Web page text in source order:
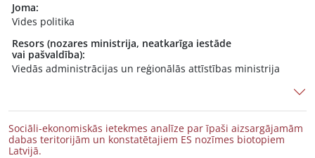
Joma:
Vides politika
Resors (nozares ministrija, neatkarīga iestāde
vai pašvaldība):
Viedās administrācijas un reģionālās attīstības ministrija
Sociāli-ekonomiskās ietekmes analīze par īpaši aizsargājamām
dabas teritorijām un konstatētajiem ES nozīmes biotopiem
Latvijā.